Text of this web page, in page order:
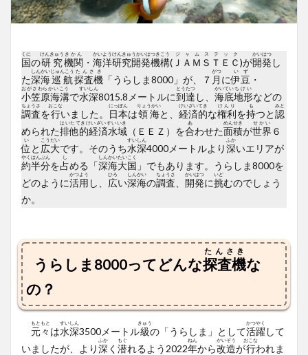
国
くに
の研究
けんきゅう
機関
きかん
・ 海洋研究開発機構
かいようけんきゅうかいはつきこう
( ＪＡＭＳＴＥＣ
ジャムステック
)が開発
かいはつ
し
た深海
しんかい
巡航
じゅんこう
探査機
たんさき
「うらしま8000」が、７ 月
がつ
に伊豆
いず
・
小笠原海溝
おがさわらかいこう
で水深
すいしん
8015.8メートルに到達
とうたつ
し、 海底
かいてい
地形
ちけい
などの
調査
ちょうさ
を行
おこな
いました。 日本
にっぽん
は領海
りょうかい
と、 経済
けいざい
的
てき
な権利
けんり
を持
も
つと認
みと
められた排他的経済水域
はいたてきけいざいすいいき
（ＥＥＺ）を合
あ
わせた面積
めんせき
が世界
せかい
６
位
い
と 広大
こうだい
です。そのうち水深
すいしん
4000メートルより深
ふか
いエリアが
約
やく
半分
はんぶん
を占
し
める「深海
しんかい
大国
たいこく
」でもあります。うらしま8000を
どのように活用
かつよう
し、 広
ひろ
い深海
しんかい
の調査
ちょうさ
開発
かいはつ
に挑
いど
むのでしょう
か。
うらしま8000ってどんな探査機
たんさき
な
の？
元々
もともと
は水深
すいしん
3500メートル級
きゅう
の「うらしま」として活躍
かつやく
して
いましたが、より深
ふか
く 潜
もぐ
れるよう2022年
ねん
から改造
かいぞう
が行
おこな
われま